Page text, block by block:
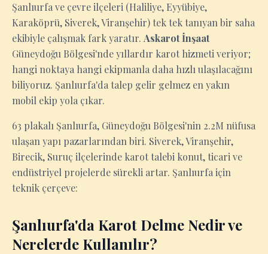
Şanlıurfa ve çevre ilçeleri (Haliliye, Eyyübiye,
Karaköprü, Siverek, Viranşehir) tek tek tanıyan bir saha
ekibiyle çalışmak fark yaratır. Askarot İnşaat
Güneydoğu Bölgesi'nde yıllardır karot hizmeti veriyor;
hangi noktaya hangi ekipmanla daha hızlı ulaşılacağını
biliyoruz. Şanlıurfa'da talep gelir gelmez en yakın
mobil ekip yola çıkar.
63 plakalı Şanlıurfa, Güneydoğu Bölgesi'nin 2.2M nüfusa
ulaşan yapı pazarlarından biri. Siverek, Viranşehir,
Birecik, Suruç ilçelerinde karot talebi konut, ticari ve
endüstriyel projelerde sürekli artar. Şanlıurfa için
teknik çerçeve:
Şanlıurfa'da Karot Delme Nedir ve
Nerelerde Kullanılır?